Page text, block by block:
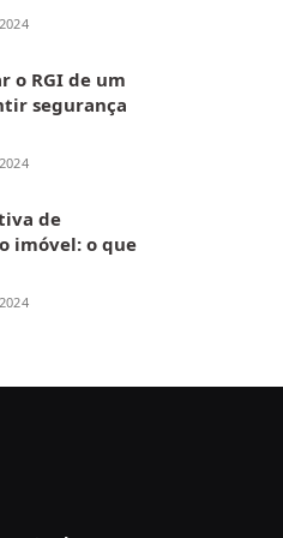
o RGI de um
segurança
de
imóvel: o que